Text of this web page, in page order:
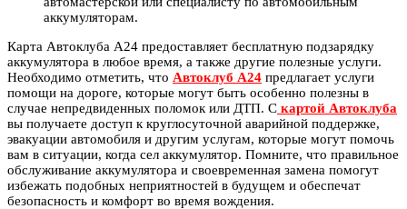
аккумуляторам.
Карта Автоклуба А24 предоставляет бесплатную подзарядку
аккумулятора в любое время, а также другие полезные услуги.
Необходимо отметить, что Автоклуб А24 предлагает услуги
помощи на дороге, которые могут быть особенно полезны в
случае непредвиденных поломок или ДТП. С картой Автоклуба
вы получаете доступ к круглосуточной аварийной поддержке,
эвакуации автомобиля и другим услугам, которые могут помочь
вам в ситуации, когда сел аккумулятор. Помните, что правильное
обслуживание аккумулятора и своевременная замена помогут
избежать подобных неприятностей в будущем и обеспечат
безопасность и комфорт во время вождения.